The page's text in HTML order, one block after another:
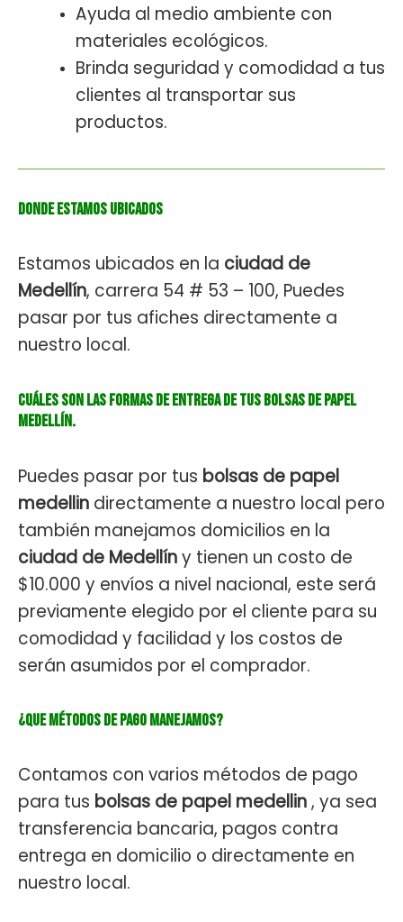
Ayuda al medio ambiente con
materiales ecológicos.
Brinda seguridad y comodidad a tus
clientes al transportar sus
productos.
Donde estamos ubicados
Estamos ubicados en la ciudad de
Medellín, carrera 54 # 53 – 100, Puedes
pasar por tus afiches directamente a
nuestro local.
Cuáles son las formas de entrega de tus bolsas de papel
medellín.
Puedes pasar por tus bolsas de papel
medellin directamente a nuestro local pero
también manejamos domicilios en la
ciudad de Medellíny tienen un costo de
$10.000 y envíos a nivel nacional, este será
previamente elegido por el cliente para su
comodidad y facilidad y los costos de
serán asumidos por el comprador.
¿Que métodos de pago manejamos?
Contamos con varios métodos de pago
para tus bolsas de papel medellin, ya sea
transferencia bancaria, pagos contra
entrega en domicilio o directamente en
nuestro local.